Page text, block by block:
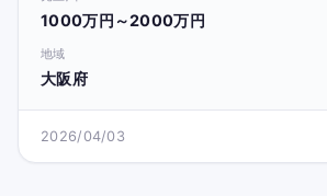
1000万円～2000万円
地域
大阪府
2026/04/03